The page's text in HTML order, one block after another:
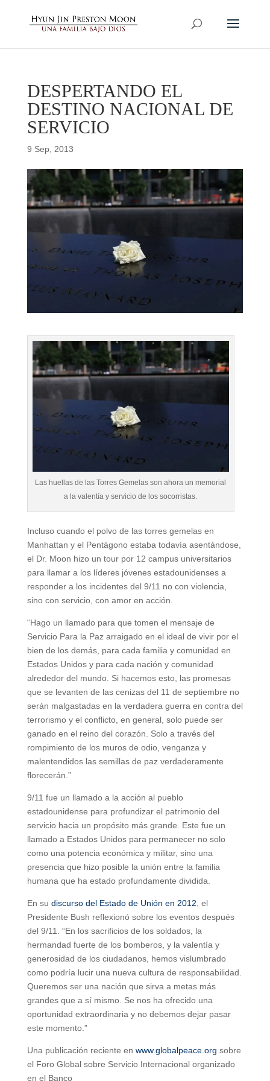
DESPERTANDO EL
DESTINO NACIONAL DE
SERVICIO
9 Sep, 2013
Las huellas de las Torres Gemelas son ahora un memorial
a la valentía y servicio de los socorristas.
Incluso cuando el polvo de las torres gemelas en
Manhattan y el Pentágono estaba todavía asentándose,
el Dr. Moon hizo un tour por 12 campus universitarios
para llamar a los líderes jóvenes estadounidenses a
responder a los incidentes del 9/11 no con violencia,
sino con servicio, con amor en acción.
“Hago un llamado para que tomen el mensaje de
Servicio Para la Paz arraigado en el ideal de vivir por el
bien de los demás, para cada familia y comunidad en
Estados Unidos y para cada nación y comunidad
alrededor del mundo. Si hacemos esto, las promesas
que se levanten de las cenizas del 11 de septiembre no
serán malgastadas en la verdadera guerra en contra del
terrorismo y el conflicto, en general, solo puede ser
ganado en el reino del corazón. Solo a través del
rompimiento de los muros de odio, venganza y
malentendidos las semillas de paz verdaderamente
florecerán.”
9/11 fue un llamado a la acción al pueblo
estadounidense para profundizar el patrimonio del
servicio hacia un propósito más grande. Este fue un
llamado a Estados Unidos para permanecer no solo
como una potencia económica y militar, sino una
presencia que hizo posible la unión entre la familia
humana que ha estado profundamente dividida.
En su discurso del Estado de Unión en 2012, el
Presidente Bush reflexionó sobre los eventos después
del 9/11. “En los sacrificios de los soldados, la
hermandad fuerte de los bomberos, y la valentía y
generosidad de los ciudadanos, hemos vislumbrado
como podría lucir una nueva cultura de responsabilidad.
Queremos ser una nación que sirva a metas más
grandes que a sí mismo. Se nos ha ofrecido una
oportunidad extraordinaria y no debemos dejar pasar
este momento.”
Una publicación reciente en www.globalpeace.org sobre
el Foro Global sobre Servicio Internacional organizado
en el Banco